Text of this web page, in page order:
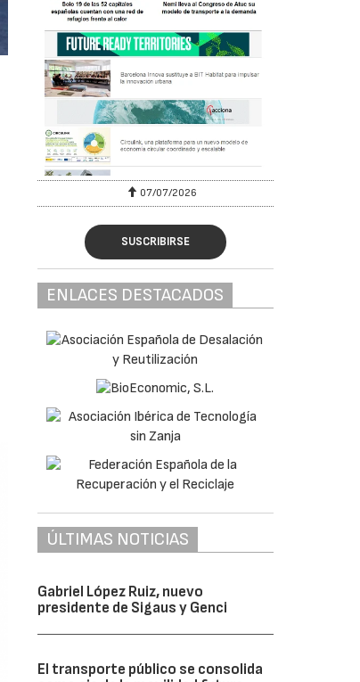
07/07/2026
SUSCRIBIRSE
ENLACES DESTACADOS
ÚLTIMAS NOTICIAS
Gabriel López Ruiz, nuevo
presidente de Sigaus y Genci
El transporte público se consolida